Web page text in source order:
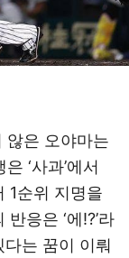
않은 오야마는
‘사과’에서
1순위 지명을
응은 ‘에!?’라
는 꿈이 이뤄